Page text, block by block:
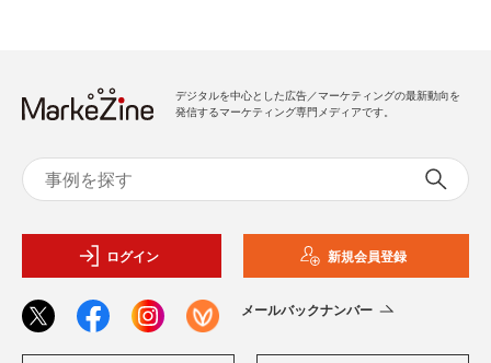
デジタルを中心とした広告／マーケティングの最新動向を
発信するマーケティング専門メディアです。
ログイン 新規会員登録
メールバックナンバー